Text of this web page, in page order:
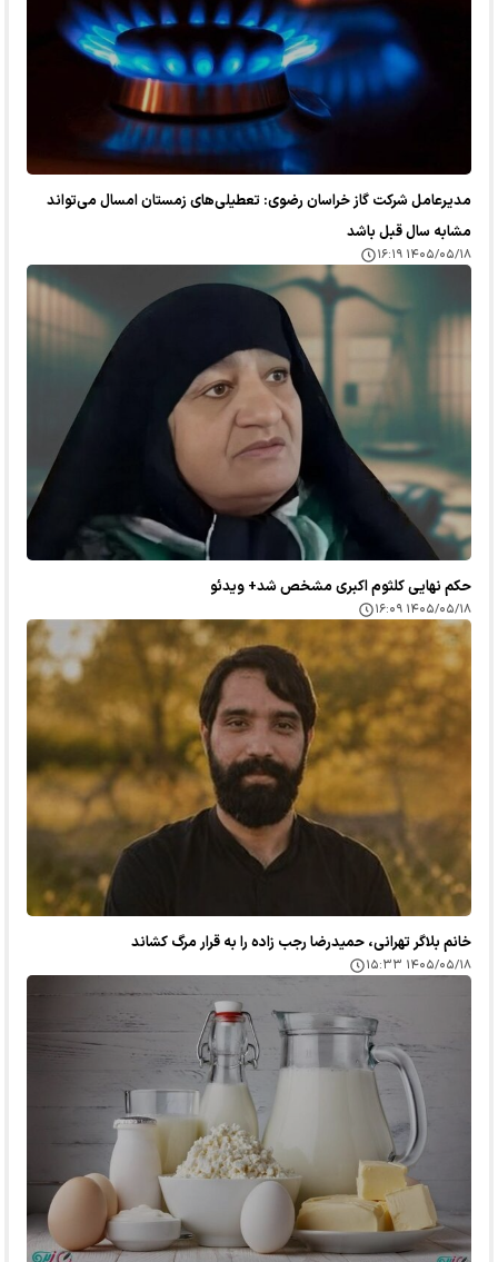
مدیرعامل شرکت گاز خراسان رضوی: تعطیلی‌های زمستان امسال می‌تواند
مشابه سال قبل باشد
۱۴۰۵/۰۵/۱۸ ۱۶:۱۹
حکم نهایی کلثوم اکبری مشخص شد+ ویدئو
۱۴۰۵/۰۵/۱۸ ۱۶:۰۹
خانم بلاگر تهرانی، حمیدرضا رجب زاده را به قرار مرگ کشاند
۱۴۰۵/۰۵/۱۸ ۱۵:۳۳